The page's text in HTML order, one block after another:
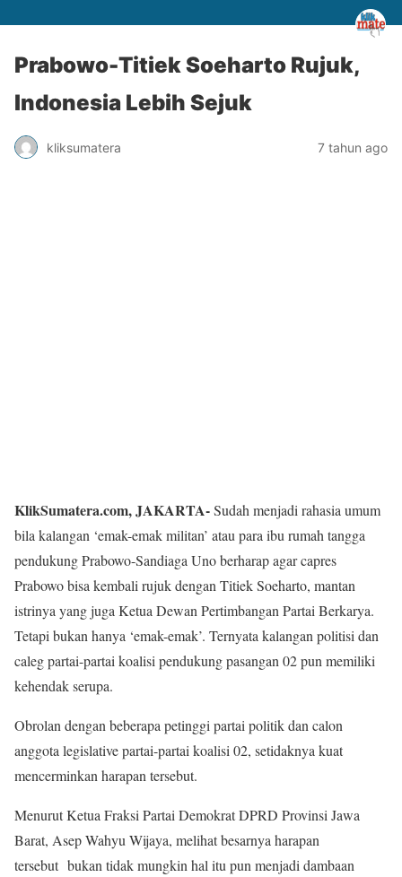
Prabowo-Titiek Soeharto Rujuk,
Indonesia Lebih Sejuk
kliksumatera 7 tahun ago
KlikSumatera.com, JAKARTA-Sudah menjadi rahasia umum
bila kalangan ‘emak-emak militan’ atau para ibu rumah tangga
pendukung Prabowo-Sandiaga Uno berharap agar capres
Prabowo bisa kembali rujuk dengan Titiek Soeharto, mantan
istrinya yang juga Ketua Dewan Pertimbangan Partai Berkarya.
Tetapi bukan hanya ‘emak-emak’. Ternyata kalangan politisi dan
caleg partai-partai koalisi pendukung pasangan 02 pun memiliki
kehendak serupa.
Obrolan dengan beberapa petinggi partai politik dan calon
anggota legislative partai-partai koalisi 02, setidaknya kuat
mencerminkan harapan tersebut.
Menurut Ketua Fraksi Partai Demokrat DPRD Provinsi Jawa
Barat, Asep Wahyu Wijaya, melihat besarnya harapan
tersebut bukan tidak mungkin hal itu pun menjadi dambaan